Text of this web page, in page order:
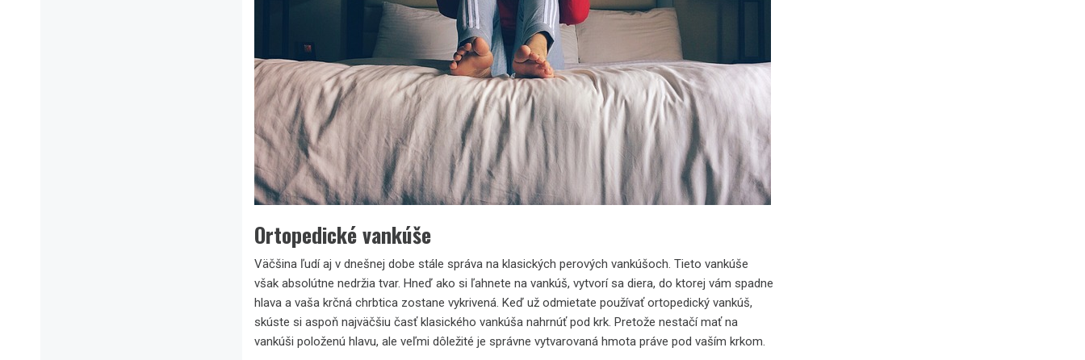
Ortopedické vankúše
Väčšina ľudí aj v dnešnej dobe stále správa na klasických perových vankúšoch. Tieto vankúše
však absolútne nedržia tvar. Hneď ako si ľahnete na vankúš, vytvorí sa diera, do ktorej vám spadne
hlava a vaša krčná chrbtica zostane vykrivená. Keď už odmietate používať ortopedický vankúš,
skúste si aspoň najväčšiu časť klasického vankúša nahrnúť pod krk. Pretože nestačí mať na
vankúši položenú hlavu, ale veľmi dôležité je správne vytvarovaná hmota práve pod vaším krkom.